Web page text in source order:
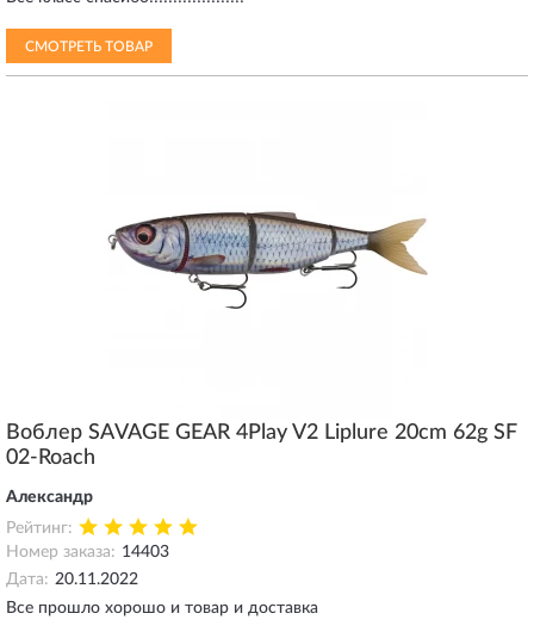
СМОТРЕТЬ ТОВАР
Воблер SAVAGE GEAR 4Play V2 Liplure 20cm 62g SF
02-Roach
Александр
Рейтинг:
Номер заказа: 14403
Дата: 20.11.2022
Все прошло хорошо и товар и доставка